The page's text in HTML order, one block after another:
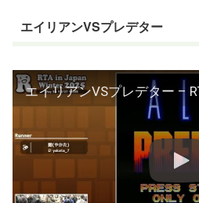
エイリアンVSプレデター